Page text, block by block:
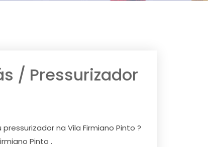
/ Pressurizador
na Vila Firmiano Pinto ?
Pinto .